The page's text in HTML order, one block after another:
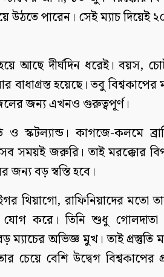
উঠতে পারেন। সেই ম্যাচ দিয়েই
আছে দীর্ঘদিন ধরেই। বয়স,
বাধাগ্রস্ত হয়েছে। তবু
জন্য এখনও গুরুত্বপূর্ণ।
ও স্কটল্যান্ড। কাগজে-কলমে
সময়ই জরুরি। তাই মরক্কোর
জন্য বড় স্বস্তি হবে।
থিয়াগো, রাফিনিয়াদের মতো
যোগ করে। তিনি শুধু
অভিজ্ঞ মুখ। তাই প্রস্তুতি
চেয়ে বেশি উদ্বেগ বিশ্বকাপের